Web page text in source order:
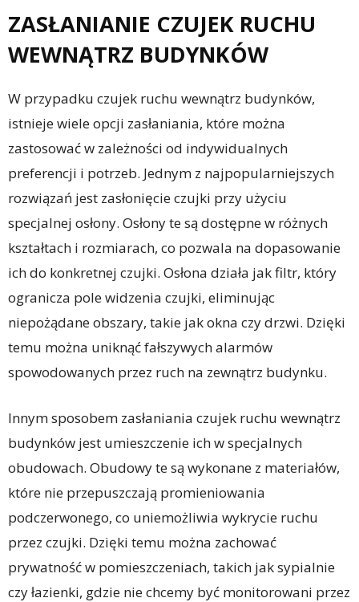
ZASŁANIANIE CZUJEK RUCHU
WEWNĄTRZ BUDYNKÓW
W przypadku czujek ruchu wewnątrz budynków,
istnieje wiele opcji zasłaniania, które można
zastosować w zależności od indywidualnych
preferencji i potrzeb. Jednym z najpopularniejszych
rozwiązań jest zasłonięcie czujki przy użyciu
specjalnej osłony. Osłony te są dostępne w różnych
kształtach i rozmiarach, co pozwala na dopasowanie
ich do konkretnej czujki. Osłona działa jak filtr, który
ogranicza pole widzenia czujki, eliminując
niepożądane obszary, takie jak okna czy drzwi. Dzięki
temu można uniknąć fałszywych alarmów
spowodowanych przez ruch na zewnątrz budynku.
Innym sposobem zasłaniania czujek ruchu wewnątrz
budynków jest umieszczenie ich w specjalnych
obudowach. Obudowy te są wykonane z materiałów,
które nie przepuszczają promieniowania
podczerwonego, co uniemożliwia wykrycie ruchu
przez czujki. Dzięki temu można zachować
prywatność w pomieszczeniach, takich jak sypialnie
czy łazienki, gdzie nie chcemy być monitorowani przez